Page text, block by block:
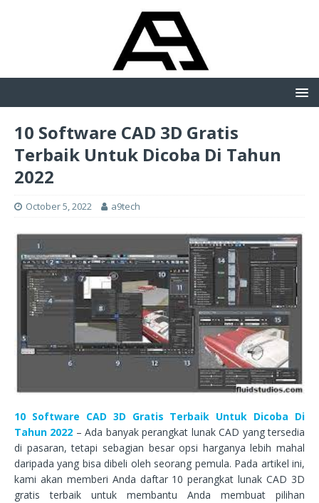
10 Software CAD 3D Gratis
Terbaik Untuk Dicoba Di Tahun
2022
October 5, 2022 a9tech
10 Software CAD 3D Gratis Terbaik Untuk Dicoba Di
Tahun 2022 – Ada banyak perangkat lunak CAD yang tersedia
di pasaran, tetapi sebagian besar opsi harganya lebih mahal
daripada yang bisa dibeli oleh seorang pemula. Pada artikel ini,
kami akan memberi Anda daftar 10 perangkat lunak CAD 3D
gratis terbaik untuk membantu Anda membuat pilihan